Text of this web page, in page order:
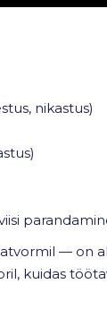
nikastus)
— on
kuidas